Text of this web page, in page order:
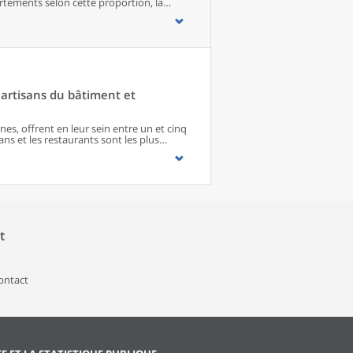
les plus ruraux de
plus élevée qu’ailleurs, et l’accès aux
population augmenter. Ils attirent en
artisans du bâtiment et
offrent en leur sein entre un et cinq
et les restaurants sont les plus
agricole. Les commerces
de façon significative que dans
encore plus large. Aux